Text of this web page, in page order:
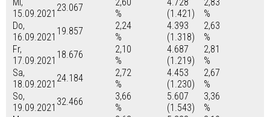
15.09.2021
23.067
%
(1.421)
%
Do,
16.09.2021
19.857
2,24
%
4.393
(1.318)
2,63
%
Fr,
17.09.2021
18.676
2,10
%
4.687
(1.219)
2,81
%
Sa,
18.09.2021
24.184
2,72
%
4.453
(1.230)
2,67
%
So,
19.09.2021
32.466
3,66
%
5.607
(1.543)
3,36
%